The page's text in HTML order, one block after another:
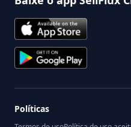
Políticas